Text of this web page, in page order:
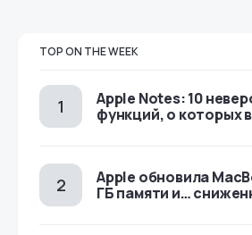
TOP ON THE WEEK
Apple Notes: 10
функций, о которых
Apple обновила
ГБ памяти и…